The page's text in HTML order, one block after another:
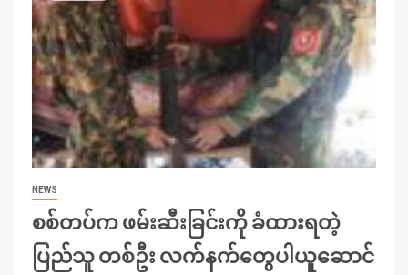
NEWS
စစ်တပ်က ဖမ်းဆီးခြင်းကို ခံထားရတဲ့
ပြည်သူ တစ်ဦး လက်နက်တွေပါယူဆောင်